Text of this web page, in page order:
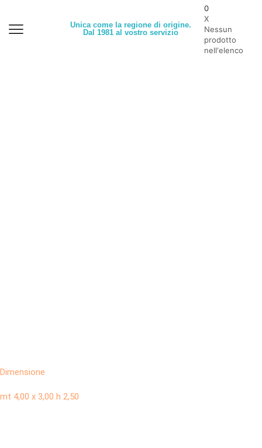
Unica come la regione di origine.
Dal 1981 al vostro servizio
0
X
Nessun
prodotto
nell'elenco
Dimensione
mt 4,00 x 3,00 h 2,50